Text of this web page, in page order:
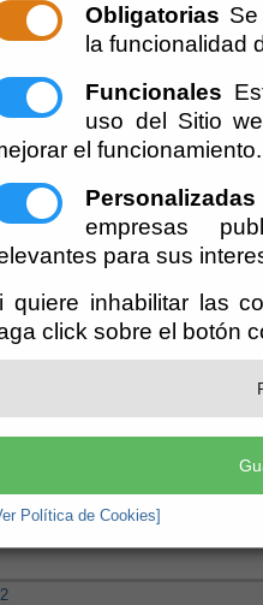
Obligatorias
la funcionalidad
Funcionales
uso del Sitio
el funcionamiento.
Personalizadas
empresas
para sus
quiere inhabilitar las
click sobre el botón
Política de Cookies]
ORDINARIA DE LA
LOCAL
de Olula del
- Borrador de
DE GOBIERNO LOCAL DEL DÍA 24 DE